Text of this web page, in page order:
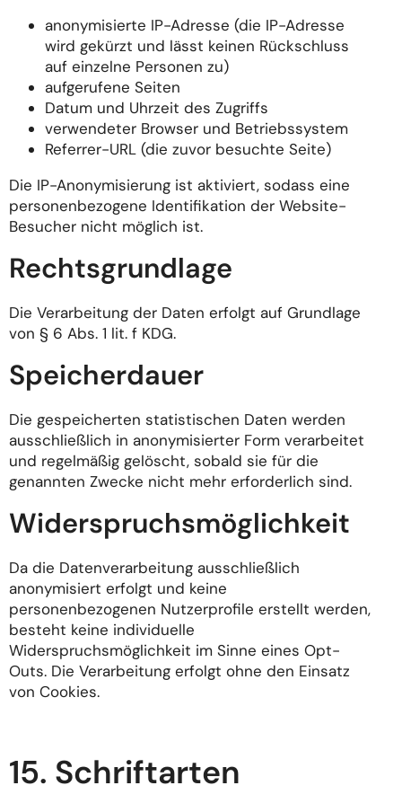
anonymisierte IP-Adresse (die IP-Adresse
wird gekürzt und lässt keinen Rückschluss
auf einzelne Personen zu)
aufgerufene Seiten
Datum und Uhrzeit des Zugriffs
verwendeter Browser und Betriebssystem
Referrer-URL (die zuvor besuchte Seite)
Die IP-Anonymisierung ist aktiviert, sodass eine
personenbezogene Identifikation der Website-
Besucher nicht möglich ist.
Rechtsgrundlage
Die Verarbeitung der Daten erfolgt auf Grundlage
von § 6 Abs. 1 lit. f KDG.
Speicherdauer
Die gespeicherten statistischen Daten werden
ausschließlich in anonymisierter Form verarbeitet
und regelmäßig gelöscht, sobald sie für die
genannten Zwecke nicht mehr erforderlich sind.
Widerspruchsmöglichkeit
Da die Datenverarbeitung ausschließlich
anonymisiert erfolgt und keine
personenbezogenen Nutzerprofile erstellt werden,
besteht keine individuelle
Widerspruchsmöglichkeit im Sinne eines Opt-
Outs. Die Verarbeitung erfolgt ohne den Einsatz
von Cookies.
15. Schriftarten